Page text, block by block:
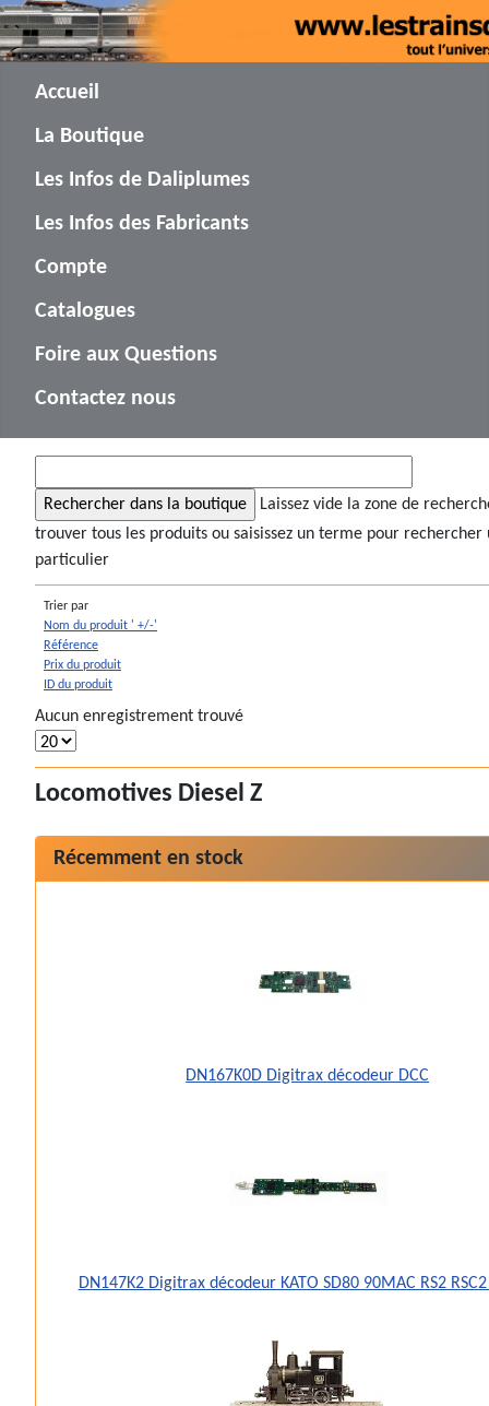
Accueil
La Boutique
Les Infos de Daliplumes
Les Infos des Fabricants
Compte
Catalogues
Foire aux Questions
Contactez nous
Laissez vide la zone de
trouver tous les produits ou saisissez un terme pour rechercher
particulier
Trier par
Nom du produit ' +/-'
Référence
Prix du produit
ID du produit
Aucun enregistrement trouvé
Locomotives Diesel Z
Récemment en stock
DN167K0D Digitrax décodeur DCC
DN147K2 Digitrax décodeur KATO SD80 90MAC RS2 RSC2